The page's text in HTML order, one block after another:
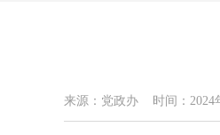
来源：党政办 时间：2024